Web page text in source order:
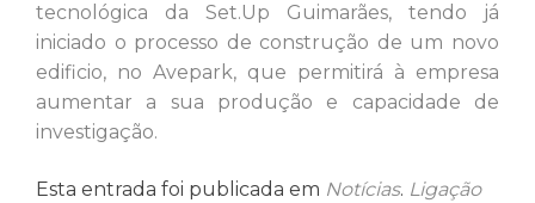
tecnológica da Set.Up Guimarães, tendo já
iniciado o processo de construção de um novo
edificio, no Avepark, que permitirá à empresa
aumentar a sua produção e capacidade de
investigação.
Esta entrada foi publicada em Notícias. Ligação